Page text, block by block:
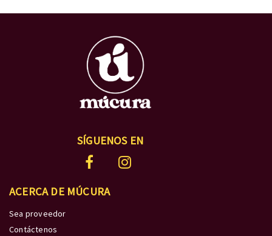
SÍGUENOS EN
ACERCA DE MÚCURA
Sea proveedor
Contáctenos